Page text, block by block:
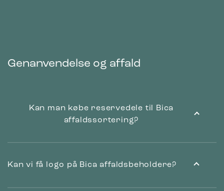
Genanvendelse og affald
Kan man købe reservedele til Bica
affaldssortering?
Kan vi få logo på Bica affaldsbeholdere?